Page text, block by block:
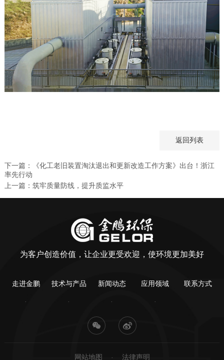
返回列表
下一篇：《化工老旧装置淘汰退出和更新改造工作方案》出台！浙江
率先行动
上一篇：筑牢质量防线，提升质监水平
为客户创造价值，让企业更受欢迎，使环境更加美好
走进金鹏 技术与产品 新闻动态 应用领域 联系方式
网站地图 法律声明